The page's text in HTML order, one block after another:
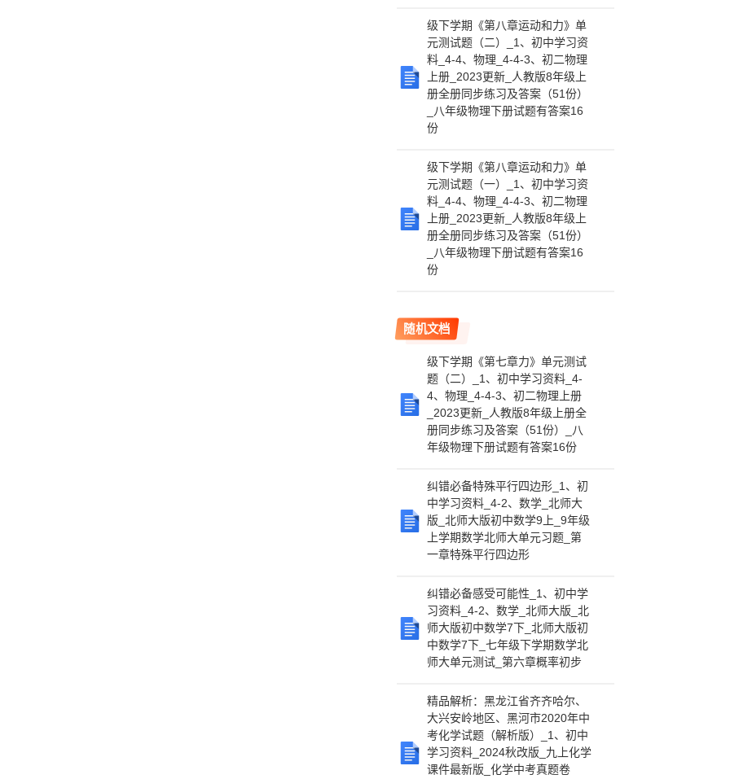
级下学期《第八章运动和力》单
元测试题（二）_1、初中学习资
料_4-4、物理_4-4-3、初二物理
上册_2023更新_人教版8年级上
册全册同步练习及答案（51份）
_八年级物理下册试题有答案16
份
级下学期《第八章运动和力》单
元测试题（一）_1、初中学习资
料_4-4、物理_4-4-3、初二物理
上册_2023更新_人教版8年级上
册全册同步练习及答案（51份）
_八年级物理下册试题有答案16
份
随机文档
级下学期《第七章力》单元测试
题（二）_1、初中学习资料_4-
4、物理_4-4-3、初二物理上册
_2023更新_人教版8年级上册全
册同步练习及答案（51份）_八
年级物理下册试题有答案16份
纠错必备特殊平行四边形_1、初
中学习资料_4-2、数学_北师大
版_北师大版初中数学9上_9年级
上学期数学北师大单元习题_第
一章特殊平行四边形
纠错必备感受可能性_1、初中学
习资料_4-2、数学_北师大版_北
师大版初中数学7下_北师大版初
中数学7下_七年级下学期数学北
师大单元测试_第六章概率初步
精品解析：黑龙江省齐齐哈尔、
大兴安岭地区、黑河市2020年中
考化学试题（解析版）_1、初中
学习资料_2024秋改版_九上化学
课件最新版_化学中考真题卷